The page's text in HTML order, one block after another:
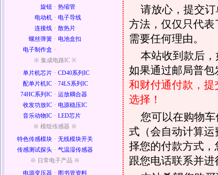
旋钮 · 热缩管
电动机 · 电子导线
连接线 · 散热片
螺丝弹簧 · 电池盒扣
电子制作盒 ·
※ 集成电路IC ※
单片机芯片 · CD40系列IC
配单片机IC · 74LS系列IC
74HC系列IC · 运放耦合器
收发功放IC · 电源稳压IC
音乐动物IC · LED芯片
※ 模组传感器 ※
特色传感模块 · 无线模块开关
传感测试探头 · 气温湿传感器
※ 日常电子产品 ※
电源变压器 · 图书管资料
请放心，提交
方法，仅仅只代
需要任何理由。
本站收到款后
如果通过邮局普包
和财付通付款，
选择！
您可以在购物
式（会自动计算
择您的付款方式
跟您电话联系并